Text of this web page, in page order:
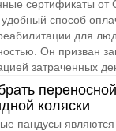
сертификаты от
способ
для
Он призван
затраченных
коляски
пандусы